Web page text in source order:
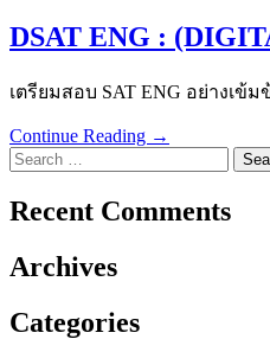
DSAT ENG :
เตรียมสอบ SAT ENG อย่างเ
Continue Reading →
Search
for:
Recent Comments
Archives
Categories